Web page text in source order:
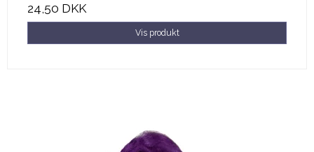
24,50 DKK
Vis produkt